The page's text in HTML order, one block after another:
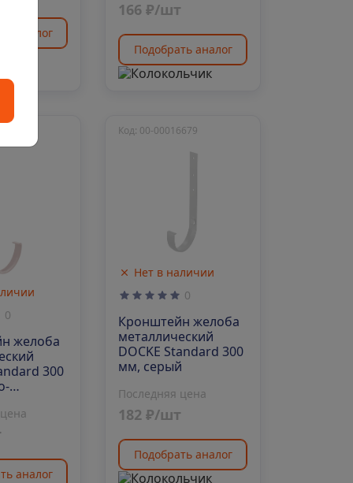
аналог
166 ₽/шт
Подобрать аналог
0
желоба
300
аналог
Нет в наличии
Код: 00-00016679
0
Кронштейн желоба
металлический
DOCKE Standard 300
мм, серый
Последняя цена
182 ₽/шт
Подобрать аналог